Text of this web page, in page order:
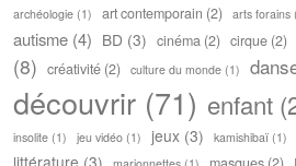
archéologie (1) art contemporain (2) arts forains
autisme (4) BD (3) cinéma (2) cirque (2)
(8) créativité (2) culture du monde (1)
découvrir (71) enfant
insolite (1) jeu vidéo (1) jeux (3) kamishibaï (1)